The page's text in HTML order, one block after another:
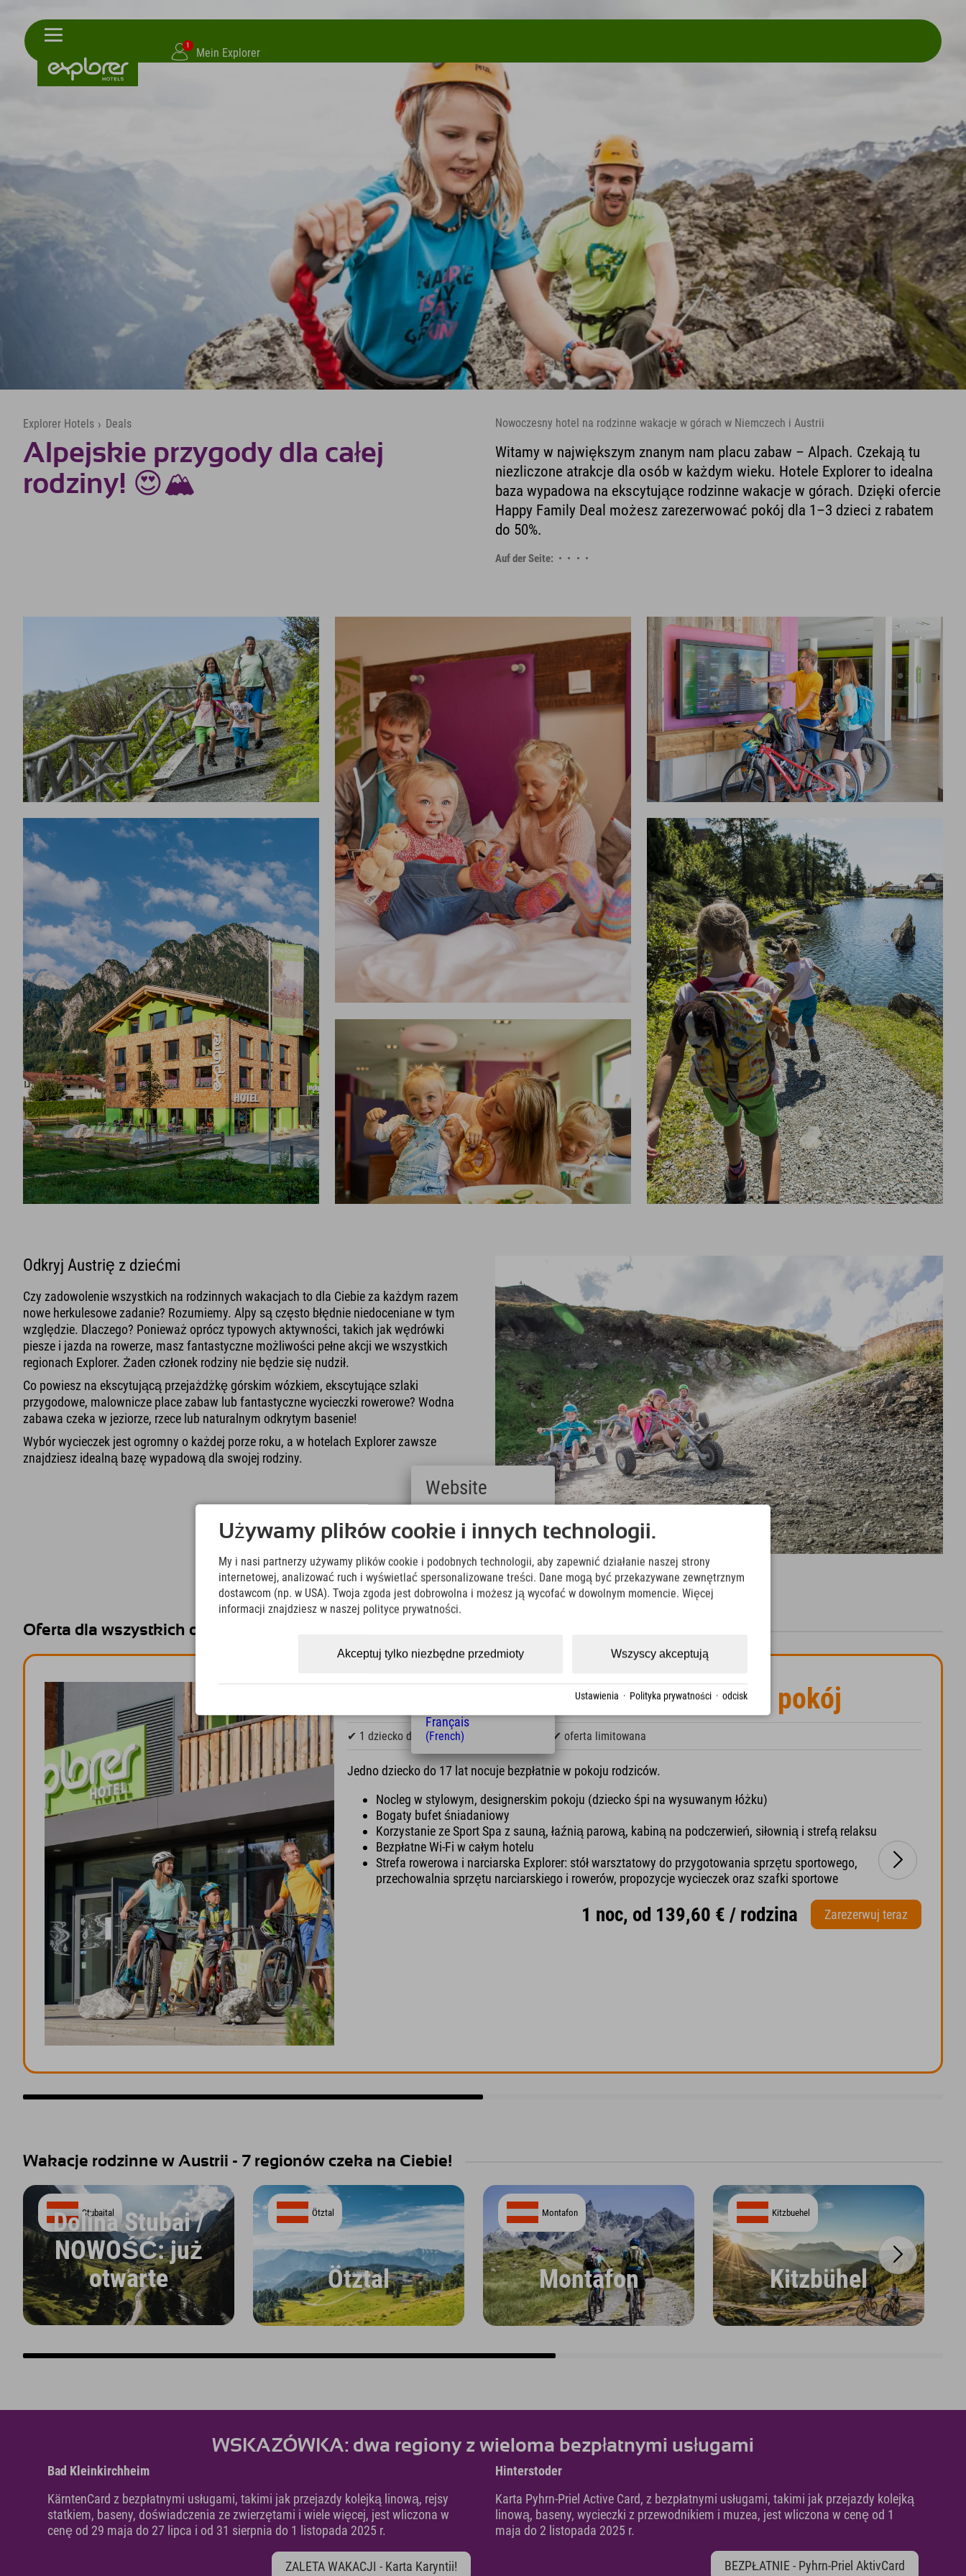
1
Mein Explorer
Explorer Hotels › Deals
Alpejskie przygody dla całej
rodziny! 😍🏔️
Nowoczesny hotel na rodzinne wakacje w górach w Niemczech i Austrii
Witamy w największym znanym nam placu zabaw – Alpach. Czekają tu
niezliczone atrakcje dla osób w każdym wieku. Hotele Explorer to idealna
baza wypadowa na ekscytujące rodzinne wakacje w górach. Dzięki ofercie
Happy Family Deal możesz zarezerwować pokój dla 1–3 dzieci z rabatem
do 50%.
Auf der Seite:
Odkryj Austrię z dziećmi
Czy zadowolenie wszystkich na rodzinnych wakacjach to dla Ciebie za każdym razem
nowe herkulesowe zadanie? Rozumiemy. Alpy są często błędnie niedoceniane w tym
względzie. Dlaczego? Ponieważ oprócz typowych aktywności, takich jak wędrówki
piesze i jazda na rowerze, masz fantastyczne możliwości pełne akcji we wszystkich
regionach Explorer. Żaden członek rodziny nie będzie się nudził.
Co powiesz na ekscytującą przejażdżkę górskim wózkiem, ekscytujące szlaki
przygodowe, malownicze place zabaw lub fantastyczne wycieczki rowerowe? Wodna
zabawa czeka w jeziorze, rzece lub naturalnym odkrytym basenie!
Wybór wycieczek jest ogromny o każdej porze roku, a w hotelach Explorer zawsze
znajdziesz idealną bazę wypadową dla swojej rodziny.
Oferta dla wszystkich odkrywców - rodzin!
Szczęśliwa oferta rodzinna - 1 pokój
✔ 1 dziecko do 17 lat gratis ✔ oferta limitowana
Jedno dziecko do 17 lat nocuje bezpłatnie w pokoju rodziców.
Nocleg w stylowym, designerskim pokoju (dziecko śpi na wysuwanym łóżku)
Bogaty bufet śniadaniowy
Korzystanie ze Sport Spa z sauną, łaźnią parową, kabiną na podczerwień, siłownią i strefą relaksu
Bezpłatne Wi-Fi w całym hotelu
Strefa rowerowa i narciarska Explorer: stół warsztatowy do przygotowania sprzętu sportowego,
przechowalnia sprzętu narciarskiego i rowerów, propozycje wycieczek oraz szafki sportowe
1 noc, od 139,60 € / rodzina Zarezerwuj teraz
Wakacje rodzinne w Austrii - 7 regionów czeka na Ciebie!
Stubaital
Dolina Stubai /
NOWOŚĆ: już
otwarte
Ötztal
Ötztal
Montafon
Montafon
Kitzbuehel
Kitzbühel
WSKAZÓWKA: dwa regiony z wieloma bezpłatnymi usługami
Bad Kleinkirchheim
KärntenCard z bezpłatnymi usługami, takimi jak przejazdy kolejką linową, rejsy
statkiem, baseny, doświadczenia ze zwierzętami i wiele więcej, jest wliczona w
cenę od 29 maja do 27 lipca i od 31 sierpnia do 1 listopada 2025 r.
ZALETA WAKACJI - Karta Karyntii!
Hinterstoder
Karta Pyhrn-Priel Active Card, z bezpłatnymi usługami, takimi jak przejazdy kolejką
linową, baseny, wycieczki z przewodnikiem i muzea, jest wliczona w cenę od 1
maja do 2 listopada 2025 r.
BEZPŁATNIE - Pyhrn-Priel AktivCard
Używamy plików cookie i innych technologii.
My i nasi partnerzy używamy plików cookie i podobnych technologii, aby zapewnić działanie naszej strony
internetowej, analizować ruch i wyświetlać spersonalizowane treści. Dane mogą być przekazywane zewnętrznym
dostawcom (np. w USA). Twoja zgoda jest dobrowolna i możesz ją wycofać w dowolnym momencie. Więcej
informacji znajdziesz w naszej polityce prywatności.
Wszyscy akceptują
Akceptuj tylko niezbędne przedmioty
Ustawienia · Polityka prywatności · odcisk
Website
Deutsch
(German)
(English)
Italiano
(Italian)
Čeština
(Polish)
Magyar
Français
(French)